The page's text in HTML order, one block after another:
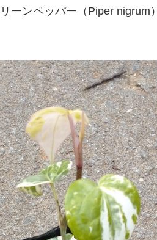
ーンペッパー（Piper nigrum